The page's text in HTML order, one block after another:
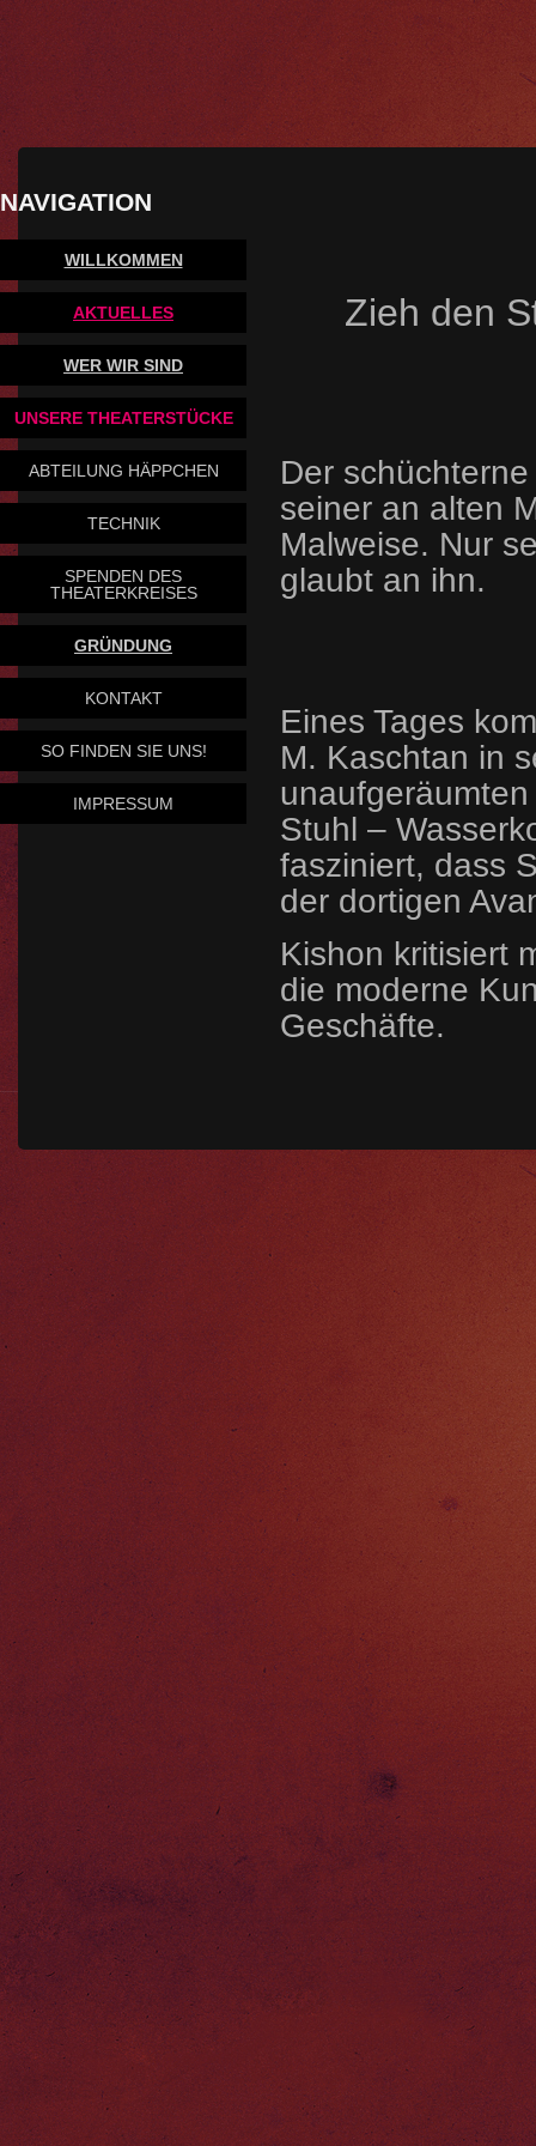
NAVIGATION
WILLKOMMEN
AKTUELLES
WER WIR SIND
UNSERE THEATERSTÜCKE
ABTEILUNG HÄPPCHEN
TECHNIK
SPENDEN DES
THEATERKREISES
GRÜNDUNG
KONTAKT
SO FINDEN SIE UNS!
IMPRESSUM
Zieh den
Der
seiner an alten
Malweise. Nur
glaubt an ihn.
Eines Tages
M. Kaschtan in
Stuhl –
fasziniert, dass
der dortigen
Kishon kritisiert
die moderne
Geschäfte.